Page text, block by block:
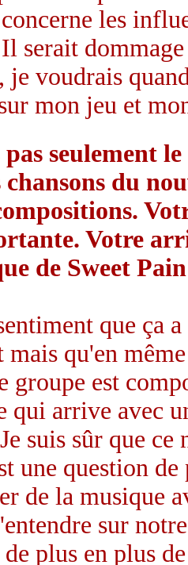
les
serait
je voudrais
mon jeu et
seulement
chansons du
Votre
de Sweet
que ça
mais qu'en
groupe est
qui arrive avec
suis sûr que
une question
de la musique
sur
plus en plus